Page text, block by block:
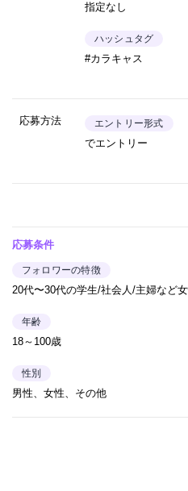
指定なし
ハッシュタグ
#カラキャス
応募方法 エントリー形式
でエントリー
応募条件
フォロワーの特徴
20代〜30代の学生/社会人/主婦など
年齢
18～100歳
性別
男性、女性、その他